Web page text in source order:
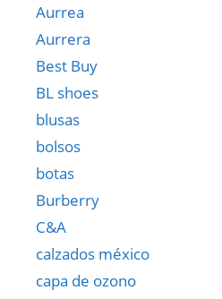
Aurrea
Aurrera
Best Buy
BL shoes
blusas
bolsos
botas
Burberry
C&A
calzados méxico
capa de ozono